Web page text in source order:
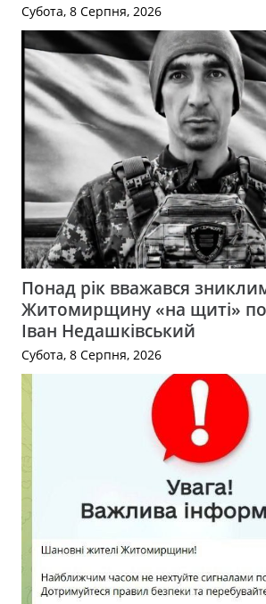
Субота, 8 Серпня, 2026
Понад рік вважався
Житомирщину «на щиті»
Іван Недашківський
Субота, 8 Серпня, 2026